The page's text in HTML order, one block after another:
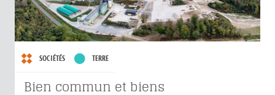
SOCIÉTÉS TERRE
Bien commun et biens